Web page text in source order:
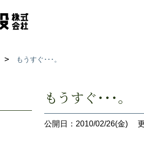
もうすぐ･･･。
もうすぐ･･･。
公開日：2010/02/26(金)